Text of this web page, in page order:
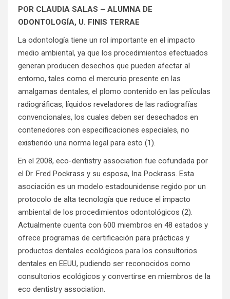
POR CLAUDIA SALAS – ALUMNA DE
ODONTOLOGÍA, U. FINIS TERRAE
La odontología tiene un rol importante en el impacto
medio ambiental, ya que los procedimientos efectuados
generan producen desechos que pueden afectar al
entorno, tales como el mercurio presente en las
amalgamas dentales, el plomo contenido en las películas
radiográficas, líquidos reveladores de las radiografías
convencionales, los cuales deben ser desechados en
contenedores con especificaciones especiales, no
existiendo una norma legal para esto (1).
En el 2008, eco-dentistry association fue cofundada por
el Dr. Fred Pockrass y su esposa, Ina Pockrass. Esta
asociación es un modelo estadounidense regido por un
protocolo de alta tecnología que reduce el impacto
ambiental de los procedimientos odontológicos (2).
Actualmente cuenta con 600 miembros en 48 estados y
ofrece programas de certificación para prácticas y
productos dentales ecológicos para los consultorios
dentales en EEUU, pudiendo ser reconocidos como
consultorios ecológicos y convertirse en miembros de la
eco dentistry association.